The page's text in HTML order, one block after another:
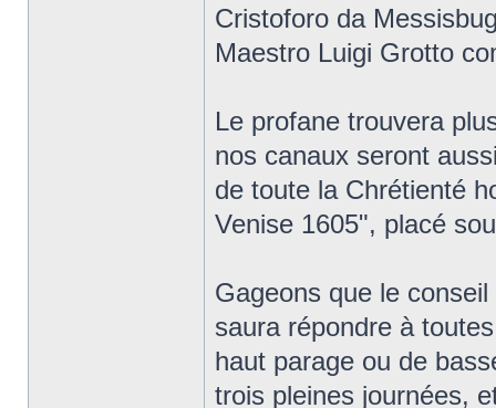
Cristoforo da
Maestro Luigi Grotto
Le profane trouvera
nos canaux seront
de toute la Chrétienté
Venise 1605", placé
Gageons que le
saura répondre à
haut parage ou de
trois pleines journées,